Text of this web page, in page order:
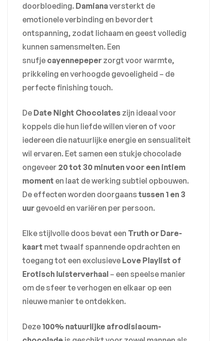
doorbloeding. Damianaversterkt de
emotionele verbinding en bevordert
ontspanning, zodat lichaam en geest volledig
kunnen samensmelten. Een
snufje cayennepeper zorgt voor warmte,
prikkeling en verhoogde gevoeligheid – de
perfecte finishing touch.
De Date Night Chocolates zijn ideaal voor
koppels die hun liefde willen vieren of voor
iedereen die natuurlijke energie en sensualiteit
wil ervaren. Eet samen een stukje chocolade
ongeveer 20 tot 30 minuten voor een intiem
moment en laat de werking subtiel opbouwen.
De effecten worden doorgaans tussen 1 en 3
uur gevoeld en variëren per persoon.
Elke stijlvolle doos bevat een Truth or Dare-
kaart met twaalf spannende opdrachten en
toegang tot een exclusieve Love Playlist of
Erotisch luisterverhaal – een speelse manier
om de sfeer te verhogen en elkaar op een
nieuwe manier te ontdekken.
Deze 100% natuurlijke afrodisiacum-